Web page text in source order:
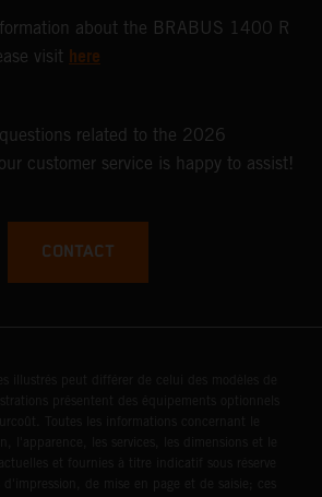
about the BRABUS 1400 R
visit here
related to the 2026
customer service is happy to assist!
CONTACT